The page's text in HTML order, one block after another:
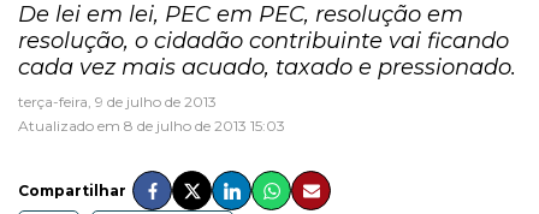
De lei em lei, PEC em PEC, resolução em
resolução, o cidadão contribuinte vai ficando
cada vez mais acuado, taxado e pressionado.
terça-feira, 9 de julho de 2013
Atualizado em 8 de julho de 2013 15:03
Compartilhar